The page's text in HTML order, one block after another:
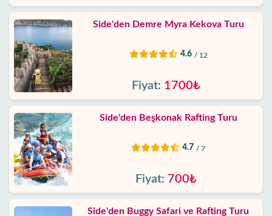
Side'den Demre Myra Kekova Turu
4.6 / 12
Fiyat: 1700₺
Side'den Beşkonak Rafting Turu
4.7 / 7
Fiyat: 700₺
Side'den Buggy Safari ve Rafting Turu